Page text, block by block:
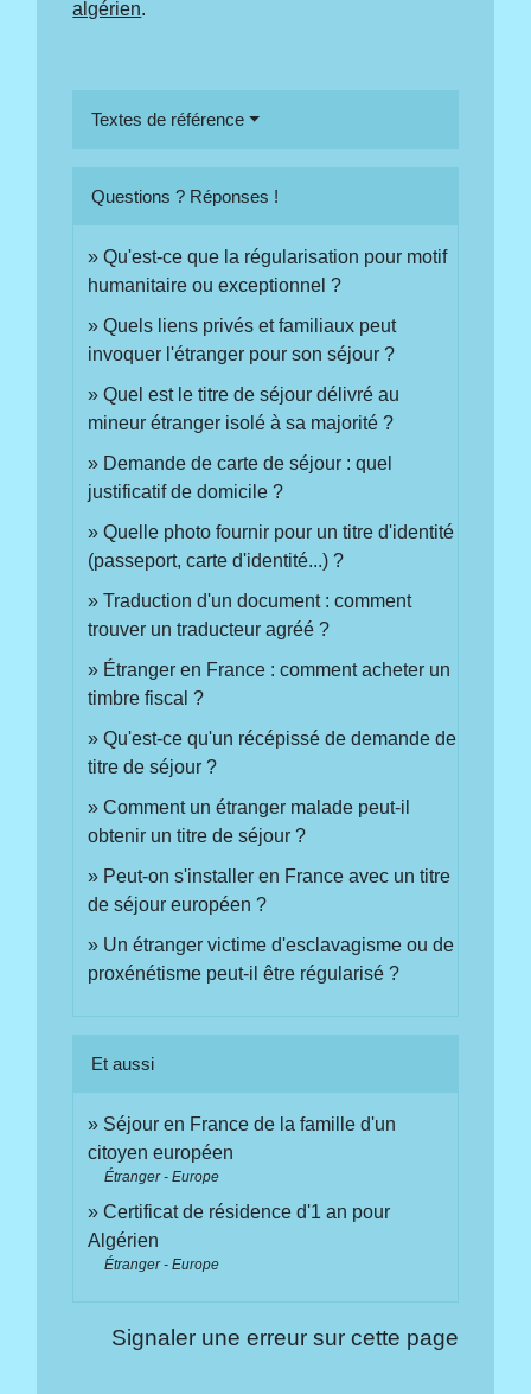
algérien.
Textes de référence
Questions ? Réponses !
Qu'est-ce que la régularisation pour motif
humanitaire ou exceptionnel ?
Quels liens privés et familiaux peut
invoquer l'étranger pour son séjour ?
Quel est le titre de séjour délivré au
mineur étranger isolé à sa majorité ?
Demande de carte de séjour : quel
justificatif de domicile ?
Quelle photo fournir pour un titre d'identité
(passeport, carte d'identité...) ?
Traduction d'un document : comment
trouver un traducteur agréé ?
Étranger en France : comment acheter un
timbre fiscal ?
Qu'est-ce qu'un récépissé de demande de
titre de séjour ?
Comment un étranger malade peut-il
obtenir un titre de séjour ?
Peut-on s'installer en France avec un titre
de séjour européen ?
Un étranger victime d'esclavagisme ou de
proxénétisme peut-il être régularisé ?
Et aussi
Séjour en France de la famille d'un
citoyen européen
Étranger - Europe
Certificat de résidence d'1 an pour
Algérien
Étranger - Europe
Signaler une erreur sur cette page